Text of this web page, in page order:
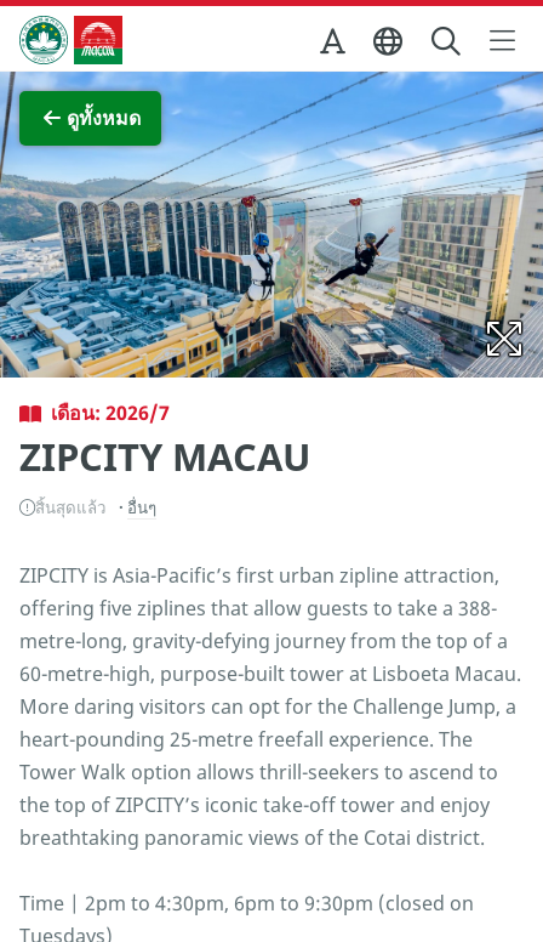
Skip to Main Content
สำนักงานการท่องเที่ยวของรัฐบาลมาเก๊า
ดูทั้งหมด
ภาพขยาย
เดือน: 2026/7
ZIPCITY MACAU
สิ้นสุดแล้ว อื่นๆ
ZIPCITY is Asia-Pacific’s first urban zipline attraction,
offering five ziplines that allow guests to take a 388-
metre-long, gravity-defying journey from the top of a
60-metre-high, purpose-built tower at Lisboeta Macau.
More daring visitors can opt for the Challenge Jump, a
heart-pounding 25-metre freefall experience. The
Tower Walk option allows thrill-seekers to ascend to
the top of ZIPCITY’s iconic take-off tower and enjoy
breathtaking panoramic views of the Cotai district.
Time | 2pm to 4:30pm, 6pm to 9:30pm (closed on
Tuesdays)